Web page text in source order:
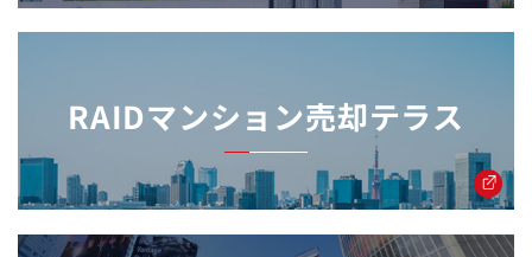
RAIDマンション売却テラス